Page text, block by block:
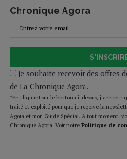
Chronique Agora
Je souhaite recevoir des offres
de La Chronique Agora.
*En cliquant sur le bouton ci-dessus, j’accepte
traité et exploité pour que je reçoive la
Agora et mon Guide Spécial. A tout moment,
Chronique Agora. Voir notre Politique de